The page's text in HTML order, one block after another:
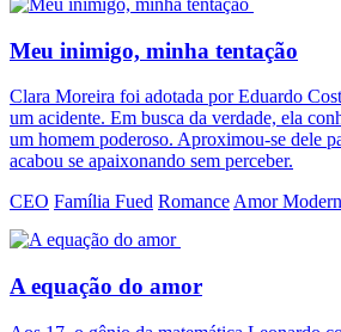
Meu inimigo, minha tentação
Clara Moreira foi adotada por Eduardo
um acidente. Em busca da verdade, ela
um homem poderoso. Aproximou-se dele
acabou se apaixonando sem perceber.
CEO Família Fued Romance Amor
A equação do amor